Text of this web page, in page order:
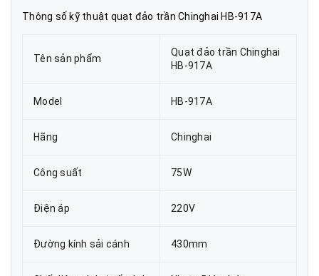
Thông số kỹ thuật quạt đảo trần Chinghai HB-917A
Tên sản phẩm
Quạt đảo trần Chinghai
HB-917A
Model HB-917A
Hãng Chinghai
Công suất 75W
Điện áp 220V
Đường kính sải cánh 430mm